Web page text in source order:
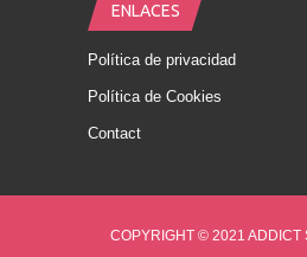
ENLACES
Política de privacidad
Política de Cookies
Contact
COPYRIGHT © 2021 ADDICT